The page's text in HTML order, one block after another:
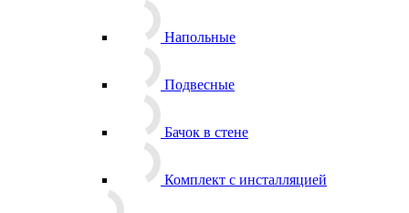
Напольные
Подвесные
Бачок в стене
Комплект с инсталляцией